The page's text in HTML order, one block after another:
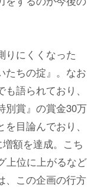
りにくくなった
たちの掟』。なお
語られており、
別賞』の賞金30万
目論んでおり、
額を達成。こち
上位に上がるなど
、この企画の行方